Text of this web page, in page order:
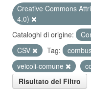
Creative Commons
4.0)
Cataloghi di origine:
CSV
Tag:
veicoli-comune
Risultato del Filtro